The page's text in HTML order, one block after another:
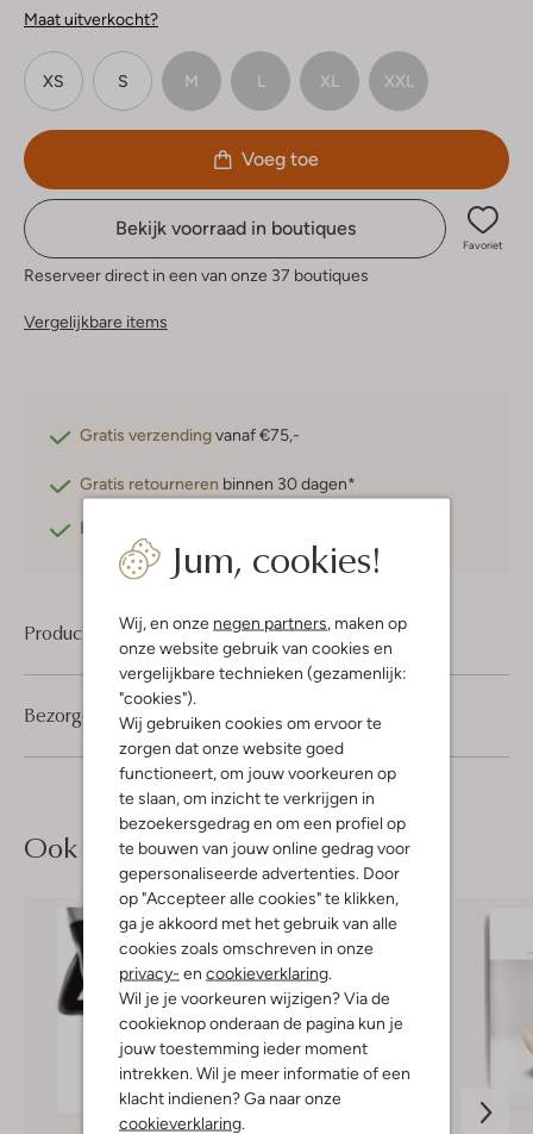
Jum, cookies!
Wij, en onze negen partners, maken op
onze website gebruik van cookies en
vergelijkbare technieken (gezamenlijk:
"cookies").
Wij gebruiken cookies om ervoor te
zorgen dat onze website goed
functioneert, om jouw voorkeuren op
te slaan, om inzicht te verkrijgen in
bezoekersgedrag en om een profiel op
te bouwen van jouw online gedrag voor
gepersonaliseerde advertenties. Door
op "Accepteer alle cookies" te klikken,
ga je akkoord met het gebruik van alle
cookies zoals omschreven in onze
privacy- en cookieverklaring.
Wil je je voorkeuren wijzigen? Via de
cookieknop onderaan de pagina kun je
jouw toestemming ieder moment
intrekken. Wil je meer informatie of een
klacht indienen? Ga naar onze
cookieverklaring.
Maat uitverkocht?
XS S M L XL XXL
Voeg toe
Bekijk voorraad in boutiques
Favoriet
Reserveer direct in een van onze 37 boutiques
Vergelijkbare items
Gratis verzendingvanaf €75,-
Gratis retourneren binnen 30 dagen*
Betaal achteraf
Product informatie
Bezorgen & retourneren
Ook iets voor jou?